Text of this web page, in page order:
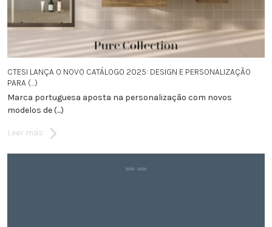
CTESI LANÇA O NOVO CATÁLOGO 2025: DESIGN E PERSONALIZAÇÃO
PARA (...)
Marca portuguesa aposta na personalização com novos
modelos de (...)
Leer más